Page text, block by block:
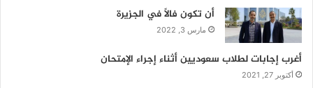
أن تكون فالاً في الجزيرة
مارس 3, 2022
أغرب إجابات لطلاب سعوديين أثناء إجراء الإمتحان
أكتوبر 27, 2021